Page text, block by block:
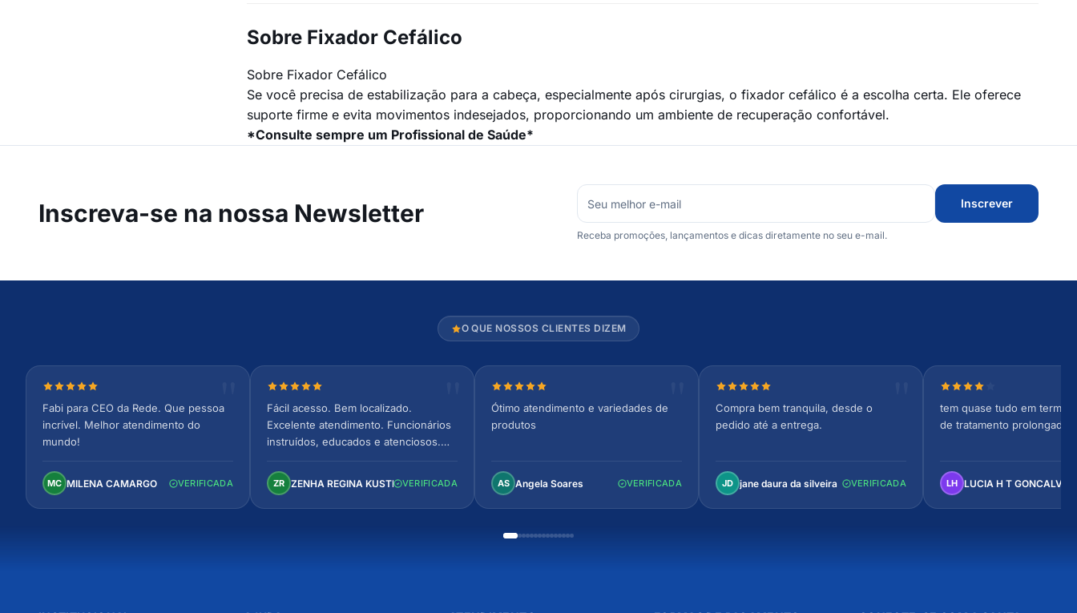
Sobre Fixador Cefálico
Sobre Fixador Cefálico
Se você precisa de estabilização para a cabeça, especialmente após cirurgias, o fixador cefálico é a escolha certa. Ele oferece
suporte firme e evita movimentos indesejados, proporcionando um ambiente de recuperação confortável.
*Consulte sempre um Profissional de Saúde*
Inscreva-se na nossa Newsletter Inscrever
Receba promoções, lançamentos e dicas diretamente no seu e-mail.
O QUE NOSSOS CLIENTES DIZEM
Nota 5 de 5 estrelas
Fabi para CEO da Rede. Que pessoa
incrível. Melhor atendimento do
mundo!
MC MILENA CAMARGO VERIFICADA
Nota 5 de 5 estrelas
Fácil acesso. Bem localizado.
Excelente atendimento. Funcionários
instruídos, educados e atenciosos.
confortável. Perfeito!
ZR ZENHA REGINA KUSTERVERIFICADA
Nota 5 de 5 estrelas
Ótimo atendimento e variedades de
produtos
AS Angela Soares VERIFICADA
Nota 5 de 5 estrelas
Compra bem tranquila, desde o
pedido até a entrega.
JD jane daura da silveira VERIFICADA
Nota 4 de 5 estrelas
tem quase tudo em
de tratamento prolongado
LH LUCIA H T GONCALVES